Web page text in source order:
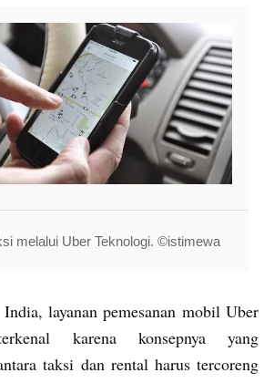
melalui Uber Teknologi. ©istimewa
layanan pemesanan mobil Uber
karena konsepnya yang
taksi dan rental harus tercoreng